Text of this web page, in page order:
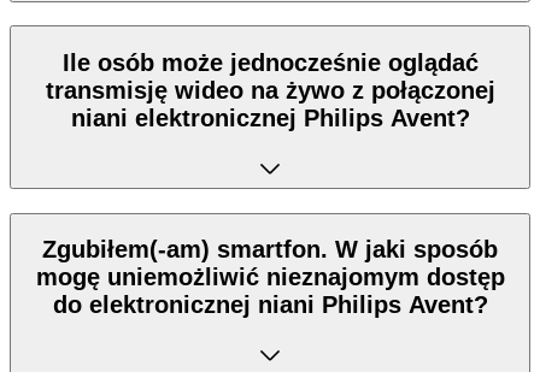
Ile osób może jednocześnie oglądać
transmisję wideo na żywo z połączonej
niani elektronicznej Philips Avent?
Zgubiłem(-am) smartfon. W jaki sposób
mogę uniemożliwić nieznajomym dostęp
do elektronicznej niani Philips Avent?